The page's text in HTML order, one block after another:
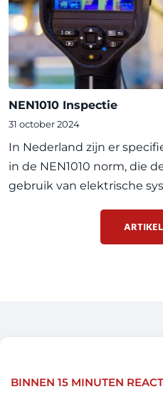
NEN1010 Inspectie
31 october 2024
In Nederland zijn er
in de NEN1010 norm, die
gebruik van elektrische
evalueren van de
BINNEN 15 MINUTEN